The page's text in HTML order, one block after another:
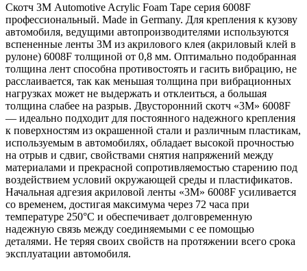
Скотч 3М Automotive Acrylic Foam Tape серия 6008F
профессиональный. Made in Germany. Для крепления к кузову
автомобиля, ведущими автопроизводителями используются
вспененные ленты 3М из акрилового клея (акриловый клей в
рулоне) 6008F толщиной от 0,8 мм. Оптимально подобранная
толщина лент способна противостоять и гасить вибрацию, не
расслаивается, так как меньшая толщина при вибрационных
нагрузках может не выдержать и отклеиться, а большая
толщина слабее на разрыв. Двусторонний скотч «3М» 6008F
— идеально подходит для постоянного надежного крепления
к поверхностям из окрашенной стали и различным пластикам,
используемым в автомобилях, обладает высокой прочностью
на отрыв и сдвиг, свойствами снятия напряжений между
материалами и прекрасной сопротивляемостью старению под
воздействием условий окружающей среды и пластификатов.
Начальная адгезия акриловой ленты «3М» 6008F усиливается
со временем, достигая максимума через 72 часа при
температуре 250°C и обеспечивает долговременную
надежную связь между соединяемыми с ее помощью
деталями. Не теряя своих свойств на протяжении всего срока
эксплуатации автомобиля.